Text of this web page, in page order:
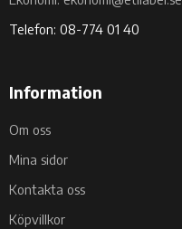
Telefon: 08-774 01 40
Information
Om oss
Mina sidor
Kontakta oss
Köpvillkor